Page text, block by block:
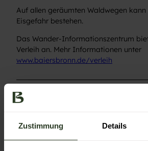
Zustimmung Details
Auf allen geräumten Waldwegen kann
Eisgefahr bestehen.
Das Wander-Informationszentrum
Verleih an. Mehr Informationen unter
www.baiersbronn.de/verleih
Anreise & Parken